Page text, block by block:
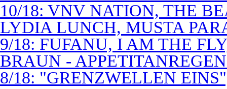
10/18: VNV NATION, THE
LYDIA LUNCH, MUSTA
9/18: FUFANU, I AM THE
BRAUN -
8/18: "GRENZWELLEN